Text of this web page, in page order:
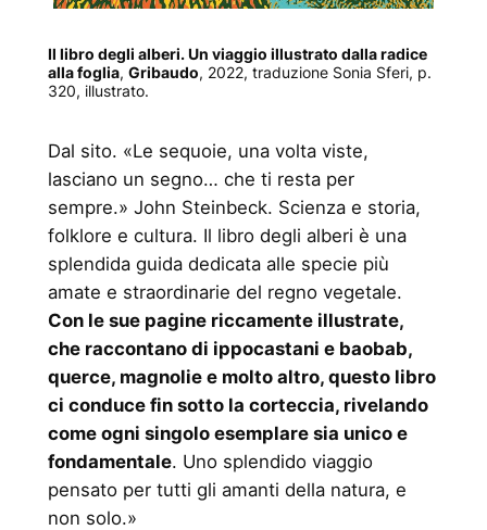
Il libro degli alberi. Un viaggio illustrato dalla radice
alla foglia, Gribaudo, 2022, traduzione Sonia Sferi, p.
320, illustrato.
Dal sito. «Le sequoie, una volta viste,
lasciano un segno… che ti resta per
sempre.» John Steinbeck. Scienza e storia,
folklore e cultura. Il libro degli alberi è una
splendida guida dedicata alle specie più
amate e straordinarie del regno vegetale.
Con le sue pagine riccamente illustrate,
che raccontano di ippocastani e baobab,
querce, magnolie e molto altro, questo libro
ci conduce fin sotto la corteccia, rivelando
come ogni singolo esemplare sia unico e
fondamentale. Uno splendido viaggio
pensato per tutti gli amanti della natura, e
non solo.»